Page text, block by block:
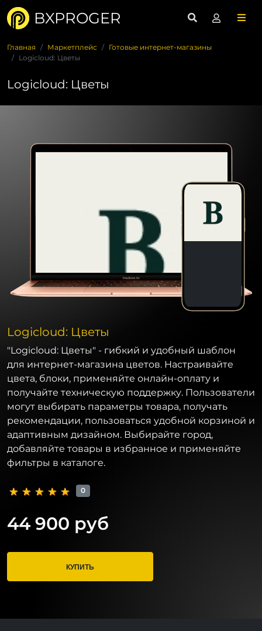
BXPROGER
Главная Маркетплейс
Готовые интернет-магазины
Logicloud: Цветы
Logicloud: Цветы
Logicloud: Цветы
"Logicloud: Цветы" - гибкий и удобный шаблон
для интернет-магазина цветов. Настраивайте
цвета, блоки, применяйте онлайн-оплату и
получайте техническую поддержку. Пользователи
могут выбирать параметры товара, получать
рекомендации, пользоваться удобной корзиной и
адаптивным дизайном. Выбирайте город,
добавляйте товары в избранное и применяйте
фильтры в каталоге.
0
44 900 руб
КУПИТЬ